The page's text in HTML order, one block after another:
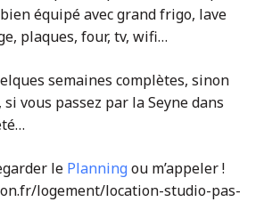
équipé avec grand frigo, lave
plaques, four, tv, wifi…
semaines complètes, sinon
vous passez par la Seyne dans
le Planningou m’appeler !
logement/location-studio-pas-